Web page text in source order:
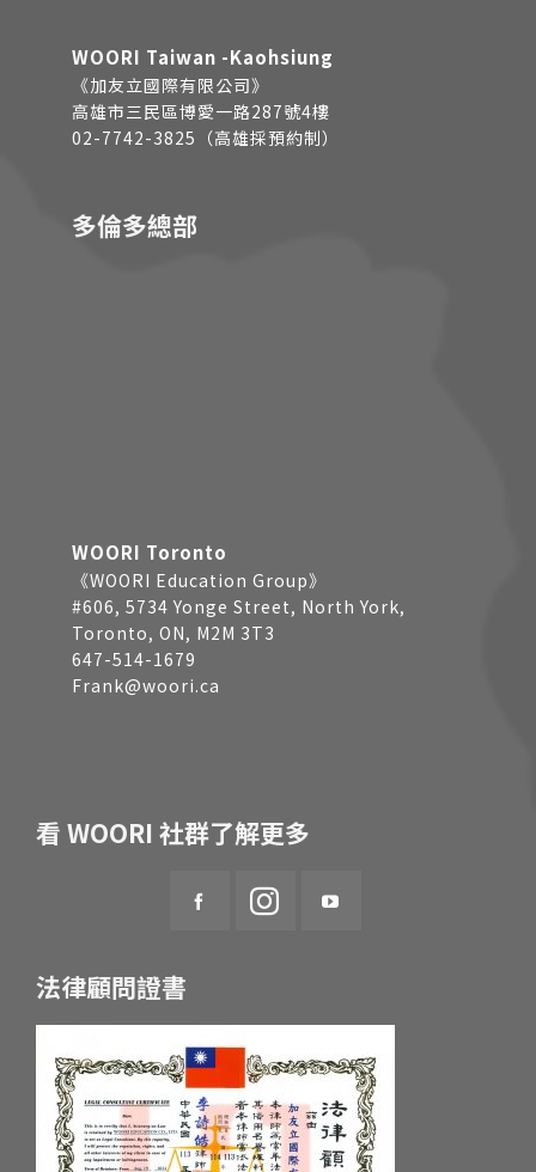
WOORI Taiwan -Kaohsiung
《加友立國際有限公司》
高雄市三民區博愛一路287號4樓
02-7742-3825（高雄採預約制）
多倫多總部
WOORI Toronto
《WOORI Education Group》
#606, 5734 Yonge Street, North York,
Toronto, ON, M2M 3T3
647-514-1679
Frank@woori.ca
看 WOORI 社群了解更多
法律顧問證書